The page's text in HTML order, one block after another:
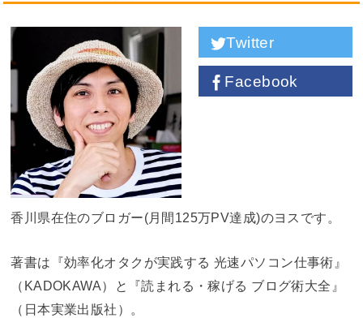
Twitter
Facebook
香川県在住のブロガー(月間125万PV達成)のヨスです。
著書は『効率化オタクが実践する 光速パソコン仕事術』
（KADOKAWA）と『読まれる・稼げる ブログ術大全』
（日本実業出版社）。